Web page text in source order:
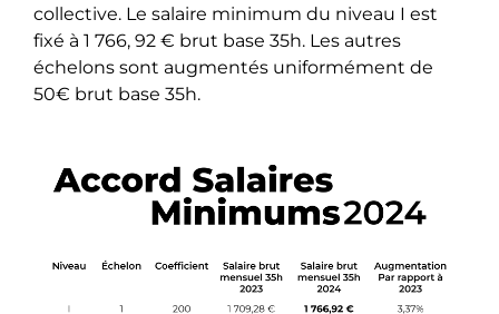
collective. Le salaire minimum du niveau I est
fixé à 1 766, 92 € brut base 35h. Les autres
échelons sont augmentés uniformément de
50€ brut base 35h.